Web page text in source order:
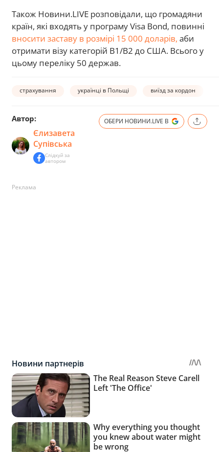
Також Новини.LIVE розповідали, що громадяни
країн, які входять у програму Visa Bond, повинні
вносити заставу в розмірі 15 000 доларів, аби
отримати візу категорій B1/B2 до США. Всього у
цьому переліку 50 держав.
страхування українці в Польщі виїзд за кордон
Автор:
Єлизавета
Супівська
Слідкуй за
автором
ОБЕРИ НОВИНИ.LIVE В
Реклама